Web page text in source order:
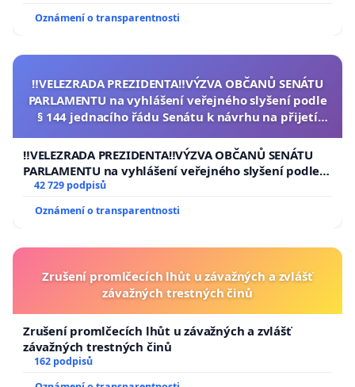
Oznámení o transparentnosti
‼️VELEZRADA PREZIDENTA‼️VÝZVA OBČANŮ SENÁTU
PARLAMENTU na vyhlášení veřejného slyšení podle
§ 144 jednacího řádu Senátu k návrhu na přijetí
republiky
‼️VELEZRADA PREZIDENTA‼️VÝZVA OBČANŮ SENÁTU
PARLAMENTU na vyhlášení veřejného slyšení podle §
144 jednacího řádu Senátu k návrhu na přijetí
republiky
42 729 podpisů
Oznámení o transparentnosti
Zrušení promlčecích lhůt u závažných a zvlášť
závažných trestných činů
Zrušení promlčecích lhůt u závažných a zvlášť
závažných trestných činů
162 podpisů